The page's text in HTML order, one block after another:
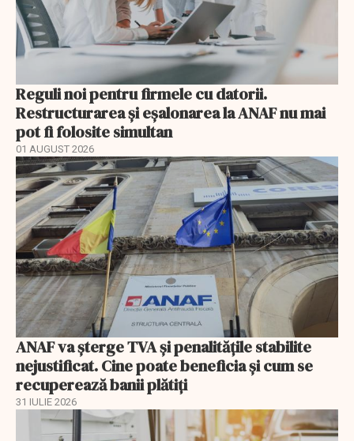
Reguli noi pentru firmele cu datorii.
Restructurarea și eșalonarea la ANAF nu mai
pot fi folosite simultan
01 AUGUST 2026
ANAF va șterge TVA și penalitățile stabilite
nejustificat. Cine poate beneficia și cum se
recuperează banii plătiți
31 IULIE 2026